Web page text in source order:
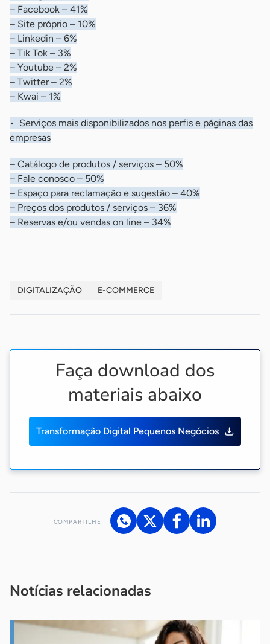
– Facebook – 41%
– Site próprio – 10%
– Linkedin – 6%
– Tik Tok – 3%
– Youtube – 2%
– Twitter – 2%
– Kwai – 1%
• Serviços mais disponibilizados nos perfis e páginas das
empresas
– Catálogo de produtos / serviços – 50%
– Fale conosco – 50%
– Espaço para reclamação e sugestão – 40%
– Preços dos produtos / serviços – 36%
– Reservas e/ou vendas on line – 34%
DIGITALIZAÇÃO E-COMMERCE
Faça download dos
materiais abaixo
Transformação Digital Pequenos Negócios
COMPARTILHE
Notícias relacionadas